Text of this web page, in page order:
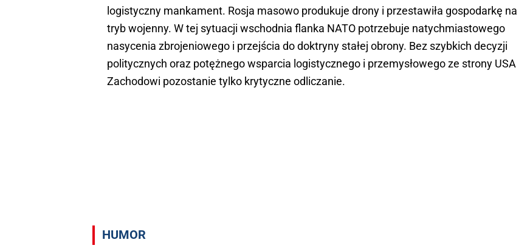
logistyczny mankament. Rosja masowo produkuje drony i przestawiła gospodarkę na
tryb wojenny. W tej sytuacji wschodnia flanka NATO potrzebuje natychmiastowego
nasycenia zbrojeniowego i przejścia do doktryny stałej obrony. Bez szybkich decyzji
politycznych oraz potężnego wsparcia logistycznego i przemysłowego ze strony USA
Zachodowi pozostanie tylko krytyczne odliczanie.
HUMOR